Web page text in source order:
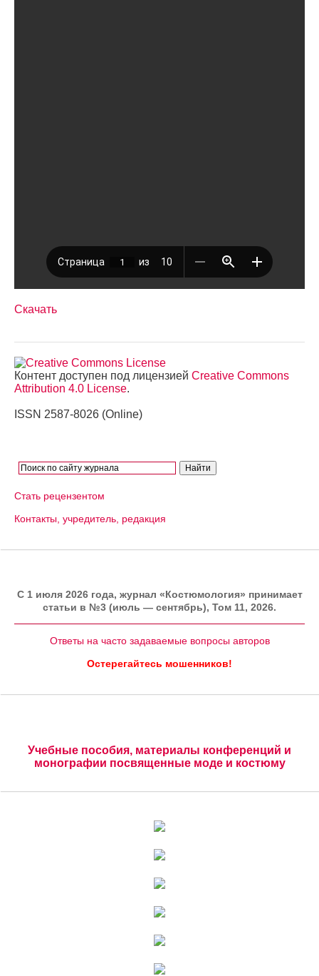
Скачать
Контент доступен под лицензией Creative Commons
Attribution 4.0 License.
ISSN 2587-8026 (Online)
Стать рецензентом
Контакты, учредитель, редакция
C 1 июля 2026 года, журнал «Костюмология» принимает
статьи в №3 (июль — сентябрь), Том 11, 2026.
Ответы на часто задаваемые вопросы авторов
Остерегайтесь мошенников!
Учебные пособия, материалы конференций и
монографии посвященные моде и костюму